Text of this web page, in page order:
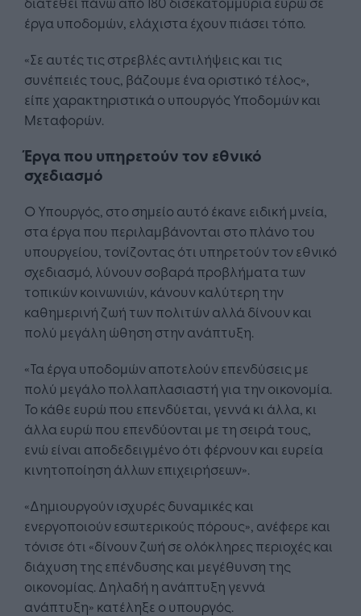
έργα υποδομών, ελάχιστα έχουν πιάσει τόπο.
«Σε αυτές τις στρεβλές αντιλήψεις και τις
συνέπειές τους, βάζουμε ένα οριστικό τέλος»,
είπε χαρακτηριστικά ο υπουργός Υποδομών και
Μεταφορών.
Έργα που υπηρετούν τον εθνικό
σχεδιασμό
Ο Υπουργός, στο σημείο αυτό έκανε ειδική μνεία,
στα έργα που περιλαμβάνονται στο πλάνο του
υπουργείου, τονίζοντας ότι υπηρετούν τον εθνικό
σχεδιασμό, λύνουν σοβαρά προβλήματα των
τοπικών κοινωνιών, κάνουν καλύτερη την
καθημερινή ζωή των πολιτών αλλά δίνουν και
πολύ μεγάλη ώθηση στην ανάπτυξη.
«Τα έργα υποδομών αποτελούν επενδύσεις με
πολύ μεγάλο πολλαπλασιαστή για την οικονομία.
Το κάθε ευρώ που επενδύεται, γεννά κι άλλα, κι
άλλα ευρώ που επενδύονται με τη σειρά τους,
ενώ είναι αποδεδειγμένο ότι φέρνουν και ευρεία
κινητοποίηση άλλων επιχειρήσεων».
«Δημιουργούν ισχυρές δυναμικές και
ενεργοποιούν εσωτερικούς πόρους», ανέφερε και
τόνισε ότι «δίνουν ζωή σε ολόκληρες περιοχές και
διάχυση της επένδυσης και μεγέθυνση της
οικονομίας. Δηλαδή η ανάπτυξη γεννά
ανάπτυξη» κατέληξε ο υπουργός.